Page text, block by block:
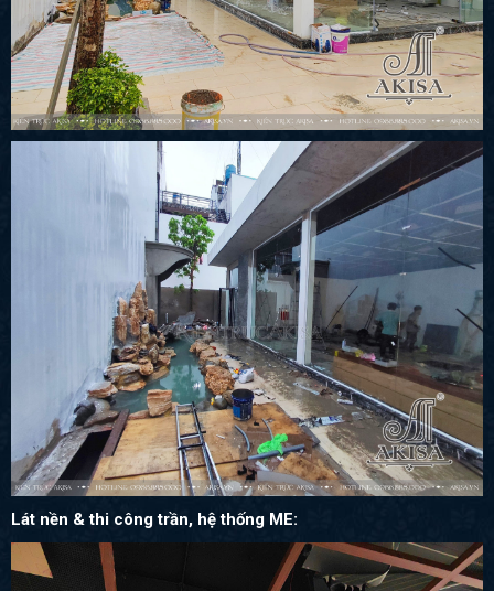
Lát nền & thi công trần, hệ thống ME: